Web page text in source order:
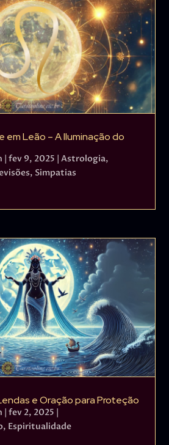
em Leão – A Iluminação do
|fev 9, 2025 |Astrologia,
, Simpatias
e Oração para Proteção
|fev 2, 2025 |
, Espiritualidade